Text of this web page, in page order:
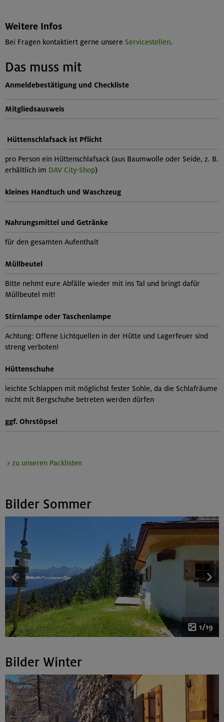
Weitere Infos
Bei Fragen kontaktiert gerne unsere Servicestellen.
Das muss mit
Anmeldebestätigung und Checkliste
Mitgliedsausweis
Hüttenschlafsack ist Pflicht
pro Person ein Hüttenschlafsack (aus Baumwolle oder Seide, z. B.
erhältlich im DAV City-Shop)
kleines Handtuch und Waschzeug
Nahrungsmittel und Getränke
für den gesamten Aufenthalt
Müllbeutel
Bitte nehmt eure Abfälle wieder mit ins Tal und bringt dafür
Müllbeutel mit!
Stirnlampe oder Taschenlampe
Achtung: Offene Lichtquellen in der Hütte und Lagerfeuer sind
streng verboten!
Hüttenschuhe
leichte Schlappen mit möglichst fester Sohle, da die Schlafräume
nicht mit Bergschuhe betreten werden dürfen
ggf. Ohrstöpsel
> zu unseren Packlisten
Bilder Sommer
1/19
Bilder Winter